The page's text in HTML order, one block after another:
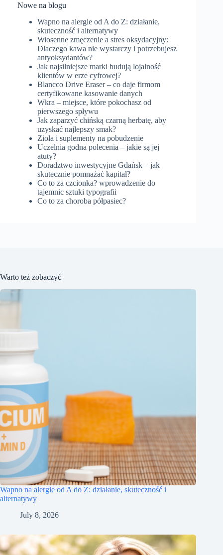
Nowe na blogu
Wapno na alergie od A do Z: działanie,
skuteczność i alternatywy
Wiosenne zmęczenie a stres oksydacyjny:
Dlaczego kawa nie wystarczy i potrzebujesz
antyoksydantów?
Jak najsilniejsze marki budują lojalność
klientów w erze cyfrowej?
Blancco Drive Eraser – co daje firmom
certyfikowane kasowanie danych
Wkra – miejsce, które pokochasz od
pierwszego spływu
Jak zaparzyć chińską czarną herbatę, aby
uzyskać najlepszy smak?
Zioła i suplementy na pobudzenie
Uczelnia godna polecenia – jakie są jej
atuty?
Doradztwo inwestycyjne Gdańsk – jak
skutecznie pomnażać kapitał?
Co to za czcionka? wprowadzenie do
tajemnic sztuki typografii
Co to za choroba półpasiec?
Warto też zobaczyć
Wapno na alergie od A do Z: działanie, skuteczność i
alternatywy
July 8, 2026